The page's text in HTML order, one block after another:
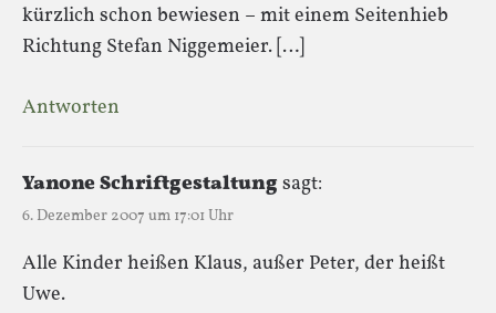
kürzlich schon bewiesen – mit einem Seitenhieb
Richtung Stefan Niggemeier. […]
Antworten
Yanone Schriftgestaltungsagt:
6. Dezember 2007 um 17:01 Uhr
Alle Kinder heißen Klaus, außer Peter, der heißt
Uwe.